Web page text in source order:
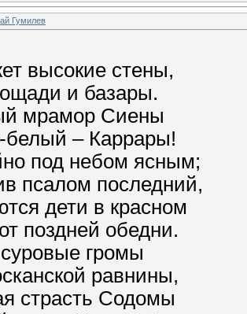
Гумилев
высокие стены,
и базары.
мрамор Сиены
белый – Каррары!
под небом ясным;
псалом последний,
дети в красном
поздней обедни.
громы
равнины,
страсть Содомы